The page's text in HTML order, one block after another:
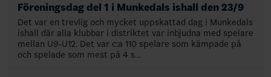
Föreningsdag del 1 i Munkedals ishall den 23/9
Det var en trevlig och mycket uppskattad dag i Munkedals
ishall där alla klubbar i distriktet var inbjudna med spelare
mellan U9-U12. Det var c:a 110 spelare som kämpade på
och spelade som mest på 4 s…